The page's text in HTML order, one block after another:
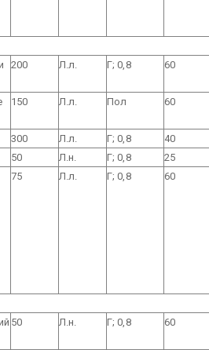
200 Л.л. Г; 0,8 60
150 Л.л. Пол 60
300 Л.л. Г; 0,8
40
50 Л.н. Г; 0,8
25
75 Л.л. Г; 0,8 60
50 Л.н. Г; 0,8 60